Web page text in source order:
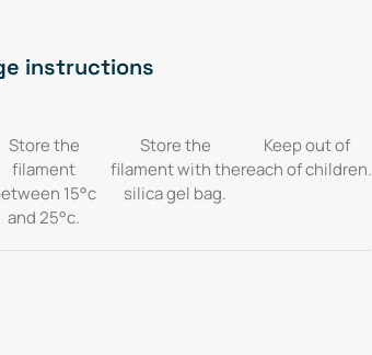
instructions
Store the
filament
15°c
and 25°c.
Store the
filament with the
silica gel bag.
Keep out of
reach of children.